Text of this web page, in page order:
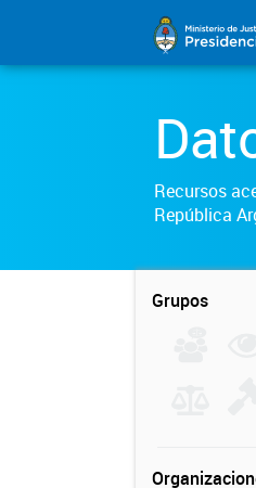
Recursos
República
Grupos